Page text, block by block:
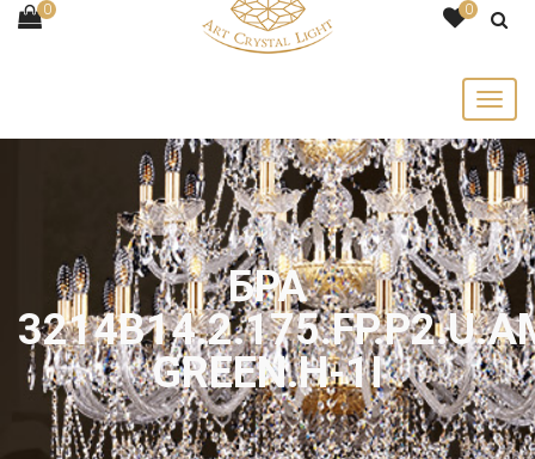
0 0
БРА
GREEN.H-1I